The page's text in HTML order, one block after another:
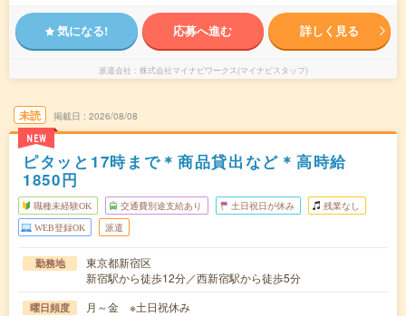
気になる! 応募へ進む 詳しく見る
派遣会社 株式会社マイナビワークス(マイナビスタッフ)
未読
NEW
掲載日 2026/08/08
ピタッと17時まで＊商品貸出など＊高時給
1850円
職種未経験OK 交通費別途支給あり 土日祝日が休み 残業なし
WEB登録OK 派遣
勤務地
東京都新宿区
新宿駅から徒歩12分／西新宿駅から徒歩5分
曜日頻度 月～金 ※土日祝休み